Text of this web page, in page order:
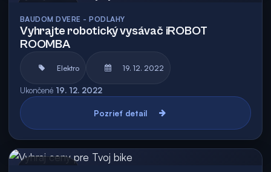
BAUDOM DVERE - PODLAHY
Vyhrajte robotický vysávač iROBOT
ROOMBA
Elektro 19. 12. 2022
Ukončené 19. 12. 2022
Pozrieť detail